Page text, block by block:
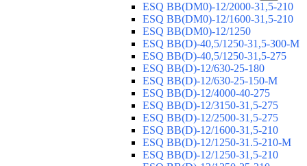
ESQ ВВ(DM0)-12/2000-31,5-210
ESQ ВВ(DM0)-12/1600-31,5-210
ESQ ВВ(DM0)-12/1250
ESQ ВВ(D)-40,5/1250-31,5-300-М
ESQ ВВ(D)-40,5/1250-31,5-275
ESQ ВВ(D)-12/630-25-180
ESQ ВВ(D)-12/630-25-150-М
ESQ ВВ(D)-12/4000-40-275
ESQ ВВ(D)-12/3150-31,5-275
ESQ ВВ(D)-12/2500-31,5-275
ESQ ВВ(D)-12/1600-31,5-210
ESQ ВВ(D)-12/1250-31.5-210-М
ESQ ВВ(D)-12/1250-31,5-210